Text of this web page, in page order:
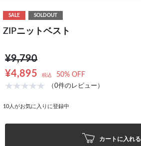
SALE SOLDOUT
ZIPニットベスト
¥9,790
¥4,895
税込 50% OFF
（0件のレビュー）
10 人がお気に入りに登録中
カートに入れる